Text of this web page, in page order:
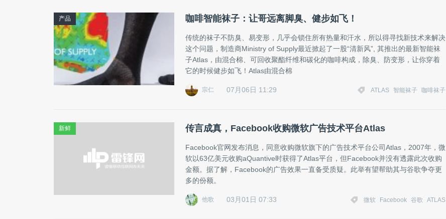
产品 咖啡智能袜子：让哥远离脚臭、健步如飞！
传统的袜子不防臭、易变形，几乎会锁住所有热量和汗水，所以得寻找新技术来解决
这个问题，制造商Ministry of Supply最近掀起了一股“清新风”, 其推出的最新智能袜
子Atlas，由混合棉、可回收聚酯纤维和碳化的咖啡构成，除臭、防变形，让你穿着
它的时候健步如飞！Atlas由混合棉
宗仁 07月06日 11:29 ATLAS 智能袜子 咖啡袜子
新鲜 传言成真，Facebook收购微软广告技术平台Atlas
Facebook官网发布消息，同意收购微软旗下的广告技术平台公司Atlas，2007年，微
软以63亿美元收购aQuantive时获得了Atlas平台，但Facebook并没有透露此次收购
金额。据了解，Facebook的广告效果一直备受质疑。此举有望帮助其与谷歌争夺更
多的份额。
他歌 03月01日 07:33 微软 Facebook 谷歌 ATLAS